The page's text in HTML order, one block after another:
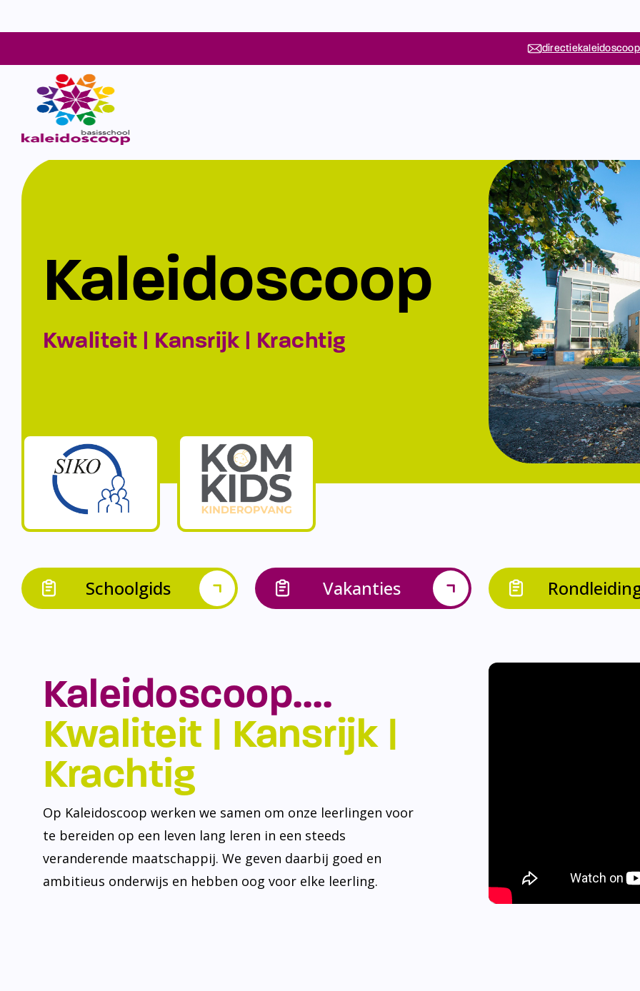
Kaleidoscoop
Kwaliteit | Kansrijk | Krachtig
Schoolgids Vakanties
Kaleidoscoop….
Kwaliteit | Kansrijk |
Krachtig
Op Kaleidoscoop werken we samen om onze leerlingen voor
te bereiden op een leven lang leren in een steeds
veranderende maatschappij. We geven daarbij goed en
ambitieus onderwijs en hebben oog voor elke leerling.